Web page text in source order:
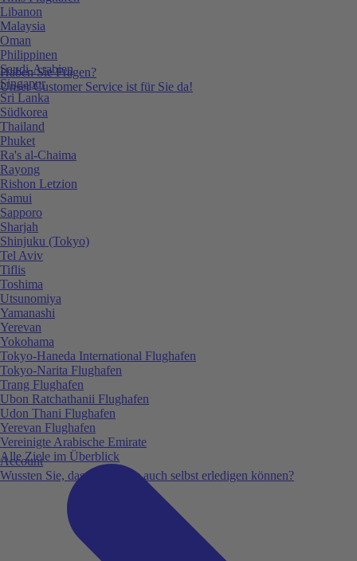
Haben Sie Fragen?
Unser Customer Service ist für Sie da!
Account
Wussten Sie, dass Sie vieles auch selbst erledigen können?
Libanon
Malaysia
Oman
Philippinen
Saudi-Arabien
Singapur
Sri Lanka
Südkorea
Thailand
Phuket
Ra's al-Chaima
Rayong
Rishon Letzion
Samui
Sapporo
Sharjah
Shinjuku (Tokyo)
Tel Aviv
Tiflis
Toshima
Utsunomiya
Yamanashi
Yerevan
Yokohama
Tokyo-Haneda International Flughafen
Tokyo-Narita Flughafen
Trang Flughafen
Ubon Ratchathanii Flughafen
Udon Thani Flughafen
Yerevan Flughafen
Vereinigte Arabische Emirate
Alle Ziele im Überblick